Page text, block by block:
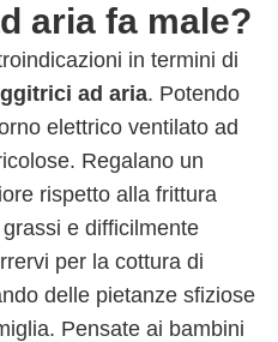
aria fa male?
in termini di
ad aria. Potendo
elettrico ventilato ad
Regalano un
rispetto alla frittura
e difficilmente
per la cottura di
delle pietanze sfiziose
Pensate ai bambini